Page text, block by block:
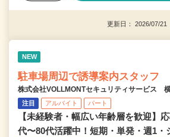
更新日： 2026/07/
NEW
駐車場周辺で誘導案内スタッフ
株式会社VOLLMONTセキュリティサービス 横
注目 アルバイト パート
【未経験者・幅広い年齢層を歓迎】
代〜80代活躍中！短期・単発・週1・